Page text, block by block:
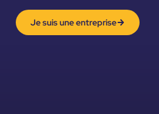
Je suis une entreprise